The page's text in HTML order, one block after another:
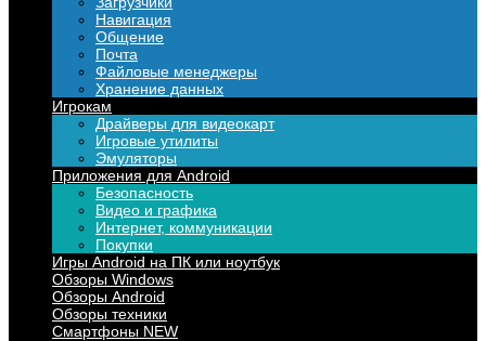
Навигация
Общение
Почта
Файловые менеджеры
Хранение данных
Игрокам
Драйверы для видеокарт
Игровые утилиты
Эмуляторы
Приложения для Android
Безопасность
Видео и графика
Интернет, коммуникации
Покупки
Игры Android на ПК или ноутбук
Обзоры Windows
Обзоры Android
Обзоры техники
Смартфоны NEW